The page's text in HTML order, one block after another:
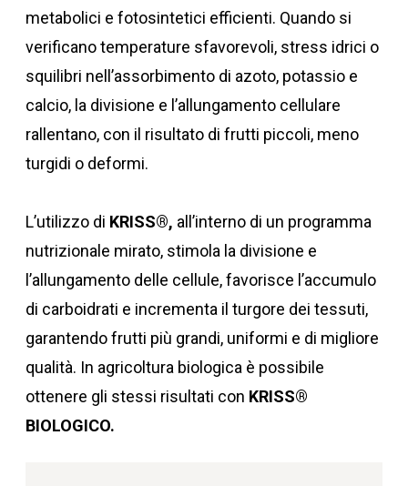
metabolici e fotosintetici efficienti. Quando si
verificano temperature sfavorevoli, stress idrici o
squilibri nell’assorbimento di azoto, potassio e
calcio, la divisione e l’allungamento cellulare
rallentano, con il risultato di frutti piccoli, meno
turgidi o deformi.
L’utilizzo di KRISS®, all’interno di un programma
nutrizionale mirato, stimola la divisione e
l’allungamento delle cellule, favorisce l’accumulo
di carboidrati e incrementa il turgore dei tessuti,
garantendo frutti più grandi, uniformi e di migliore
qualità. In agricoltura biologica è possibile
ottenere gli stessi risultati con KRISS®
BIOLOGICO.